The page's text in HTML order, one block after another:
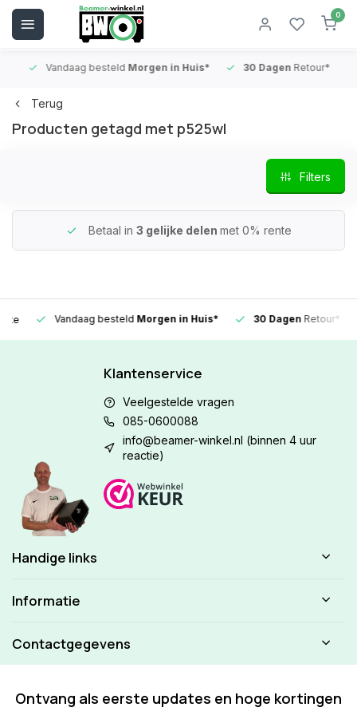
0
Vandaag besteldMorgen in Huis* 30 DagenRetour*
Terug
Producten getagd met p525wl
Filters
Betaal in 3 gelijke delen met 0% rente
Vandaag besteldMorgen in Huis* 30 DagenRetour*
Klantenservice
Veelgestelde vragen
085-0600088
info@beamer-winkel.nl (binnen 4 uur
reactie)
Handige links
Informatie
Contactgegevens
Ontvang als eerste updates en hoge kortingen